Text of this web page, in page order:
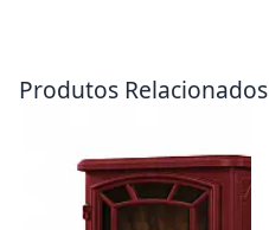
Produtos Relacionados